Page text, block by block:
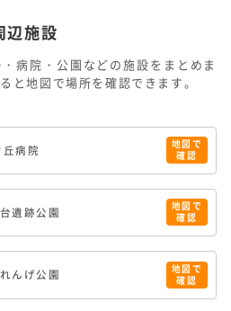
辺施設
病院・公園などの施設をまとめま
と地図で場所を確認できます。
病院
地図で
確認
遺跡公園
地図で
確認
んげ公園
地図で
確認